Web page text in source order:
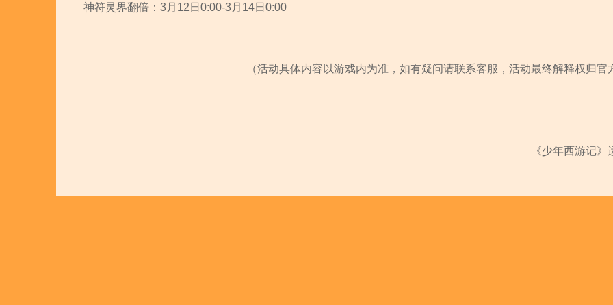
神符灵界翻倍：3月12日0:00-3月14日0:00
（活动具体内容以游戏内为准，如有疑问请联系客服，活动最终解释权归官
《少年西游记》